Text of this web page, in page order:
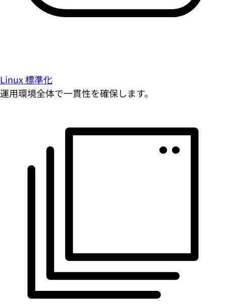
Linux 標準化
運用環境全体で一貫性を確保します。